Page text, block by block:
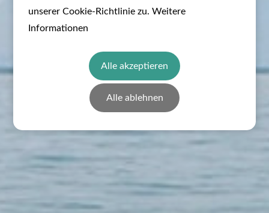
unserer Cookie-Richtlinie zu. Weitere
Informationen
Alle akzeptieren
Alle ablehnen